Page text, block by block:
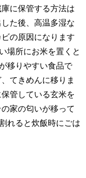
に保管する方法は
た後、高温多湿な
の原因になります
場所にお米を置くと
移りやすい食品で
てきめんに移りま
管している玄米を
家の匂いが移って
れると炊飯時にごは